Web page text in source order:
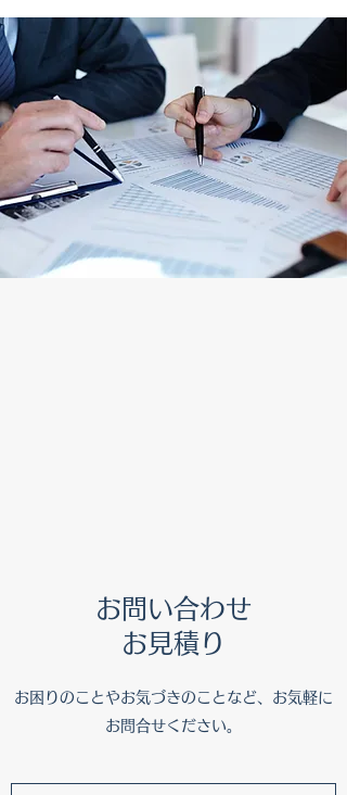
お問い合わせ
​お見積り
​お困りのことやお気づきのことなど、お気軽に
お問合せください。